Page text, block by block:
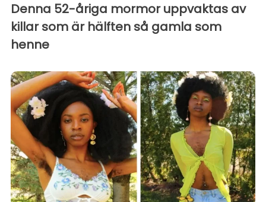
Denna 52-åriga mormor uppvaktas av
killar som är hälften så gamla som
henne